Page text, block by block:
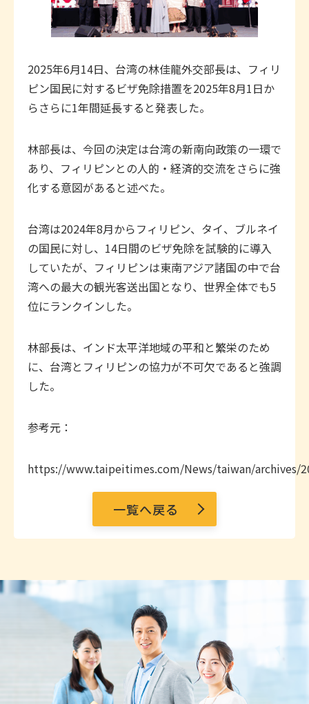
2025年6月14日、台湾の林佳龍外交部長は、フィリ
ピン国民に対するビザ免除措置を2025年8月1日か
らさらに1年間延長すると発表した。
林部長は、今回の決定は台湾の新南向政策の一環で
あり、フィリピンとの人的・経済的交流をさらに強
化する意図があると述べた。
台湾は2024年8月からフィリピン、タイ、ブルネイ
の国民に対し、14日間のビザ免除を試験的に導入
していたが、フィリピンは東南アジア諸国の中で台
湾への最大の観光客送出国となり、世界全体でも5
位にランクインした。
林部長は、インド太平洋地域の平和と繁栄のため
に、台湾とフィリピンの協力が不可欠であると強調
した。
参考元：
https://www.taipeitimes.com/News/taiwan/archives/
一覧へ戻る